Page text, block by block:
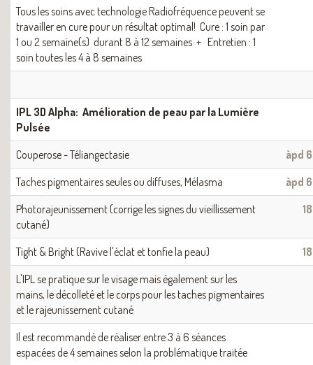
Tous les soins avec technologie Radiofréquence peuvent se
travailler en cure pour un résultat optimal! Cure : 1 soin par
1 ou 2 semaine(s) durant 8 à 12 semaines + Entretien : 1
soin toutes les 4 à 8 semaines
IPL 3D Alpha: Amélioration de peau par la Lumière
Pulsée
Couperose - Téliangectasie
àpd
Taches pigmentaires seules ou diffuses, Mélasma
àpd
Photorajeunissement (corrige les signes du vieillissement
cutané)
Tight & Bright (Ravive l'éclat et tonfie la peau)
L'IPL se pratique sur le visage mais également sur les
mains, le décolleté et le corps pour les taches pigmentaires
et le rajeunissement cutané
Il est recommandé de réaliser entre 3 à 6 séances
espacées de 4 semaines selon la problématique traitée